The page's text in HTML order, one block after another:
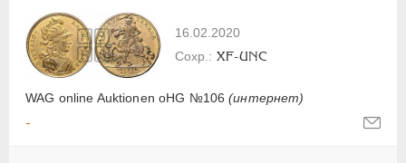
16.02.2020
WAG online Auktionen oHG №106(интернет)
XF-UNC
-